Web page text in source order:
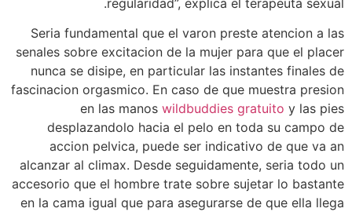
Seri­a fundamental que el varon preste atencion a las
senales sobre excitacion de la mujer para que el placer
nunca se disipe, en particular las instantes finales de
fascinacion orgasmico. En caso de que muestra presion
en las manos wildbuddies gratuito y las pies
desplazandolo hacia el pelo en toda su campo de
accion pelvica, puede ser indicativo de que va an
alcanzar al climax. Desde seguidamente, seri­a todo un
accesorio que el hombre trate sobre sujetar lo bastante
en la cama igual que para asegurarse de que ella llega